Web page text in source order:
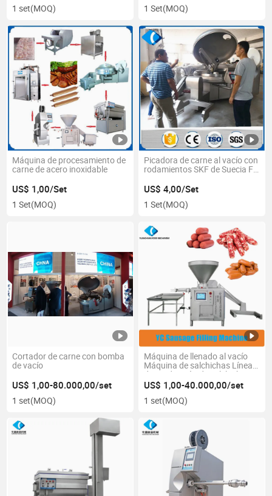
1 set(MOQ) 1 Set(MOQ)
Máquina de procesamiento de
carne de acero inoxidable
US$ 1,00/Set
1 Set(MOQ)
Picadora de carne al vacío con
rodamientos SKF de Suecia Fr.
US$ 4,00/Set
1 Set(MOQ)
Cortador de carne con bomba
de vacío
US$ 1,00-80.000,00/set
1 set(MOQ)
Máquina de llenado al vacío
Máquina de salchichas Línea
de producción de salchichas
US$ 1,00-40.000,00/set
1 set(MOQ)